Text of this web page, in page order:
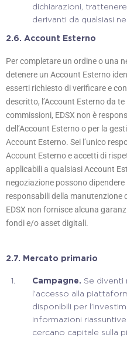
dichiarazioni,
derivanti da qualsiasi
2.6. Account Esterno
Per completare un ordine o una
detenere un Account Esterno
esserti richiesto di verificare e
descritto, l’Account Esterno da
commissioni, EDSX non è
dell’Account Esterno o per la
Account Esterno. Sei l’unico
Account Esterno e accetti di
applicabili a qualsiasi Account
negoziazione possono
responsabili della manutenzione
EDSX non fornisce alcuna
fondi e/o asset digitali.
2.7. Mercato primario
Campagne. Se
l’accesso alla
disponibili per
informazioni
cercano capitale sulla